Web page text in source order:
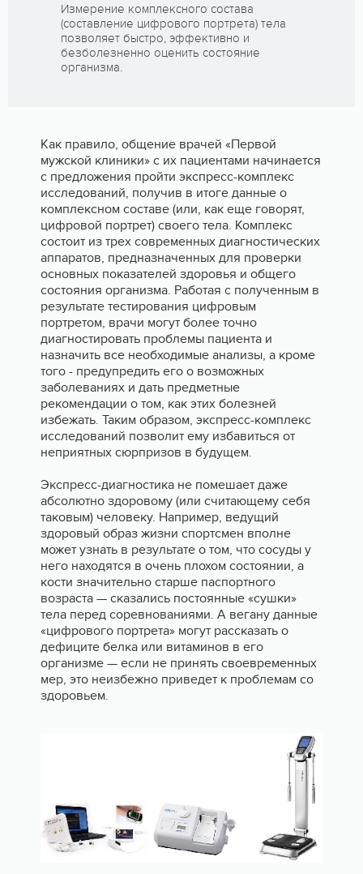
Измерение комплексного состава
(составление цифрового портрета) тела
позволяет быстро, эффективно и
безболезненно оценить состояние
организма.
Как правило, общение врачей «Первой
мужской клиники» с их пациентами начинается
с предложения пройти экспресс-комплекс
исследований, получив в итоге данные о
комплексном составе (или, как еще говорят,
цифровой портрет) своего тела. Комплекс
состоит из трех современных диагностических
аппаратов, предназначенных для проверки
основных показателей здоровья и общего
состояния организма. Работая с полученным в
результате тестирования цифровым
портретом, врачи могут более точно
диагностировать проблемы пациента и
назначить все необходимые анализы, а кроме
того - предупредить его о возможных
заболеваниях и дать предметные
рекомендации о том, как этих болезней
избежать. Таким образом, экспресс-комплекс
исследований позволит ему избавиться от
неприятных сюрпризов в будущем.
Экспресс-диагностика не помешает даже
абсолютно здоровому (или считающему себя
таковым) человеку. Например, ведущий
здоровый образ жизни спортсмен вполне
может узнать в результате о том, что сосуды у
него находятся в очень плохом состоянии, а
кости значительно старше паспортного
возраста — сказались постоянные «сушки»
тела перед соревнованиями. А вегану данные
«цифрового портрета» могут рассказать о
дефиците белка или витаминов в его
организме — если не принять своевременных
мер, это неизбежно приведет к проблемам со
здоровьем.